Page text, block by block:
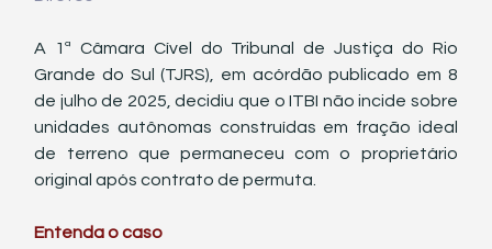
A 1ª Câmara Cível do Tribunal de Justiça do Rio
Grande do Sul (TJRS), em acórdão publicado em 8
de julho de 2025, decidiu que o ITBI não incide sobre
unidades autônomas construídas em fração ideal
de terreno que permaneceu com o proprietário
original após contrato de permuta.
Entenda o caso